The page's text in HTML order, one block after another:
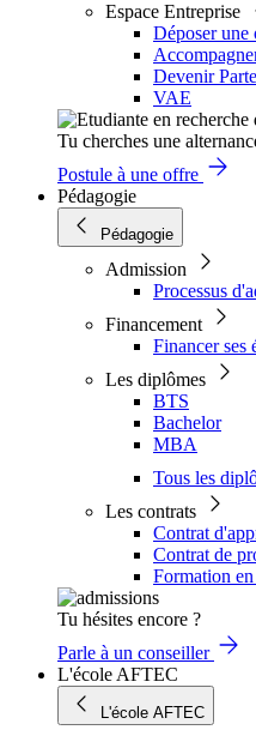
Espace Entreprise
Déposer une
Devenir
VAE
Tu cherches une
Postule à une offre
Pédagogie
Pédagogie
Admission
Processus
Financement
Financer ses
Les diplômes
BTS
Bachelor
MBA
Tous les
Les contrats
Contrat
Contrat de
Formation
Tu hésites encore ?
Parle à un conseiller
L'école AFTEC
L'école AFTEC